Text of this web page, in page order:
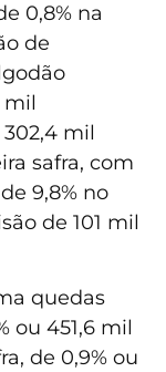
0,8% na
de
mil
mil
safra, com
9,8% no
de 101 mil
quedas
ou 451,6 mil
de 0,9% ou